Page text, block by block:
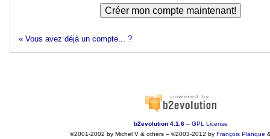
« Vous avez déjà un compte... ?
b2evolution 4.1.6 – GPL License
©2001-2002 by Michel V & others– ©2003-2012 by François Planque